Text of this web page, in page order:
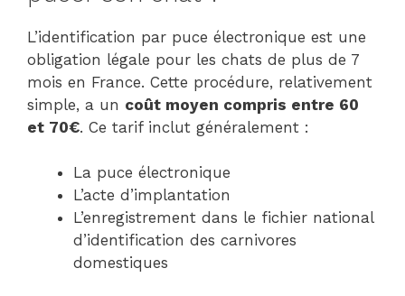
L’identification par puce électronique est une
obligation légale pour les chats de plus de 7
mois en France. Cette procédure, relativement
simple, a un coût moyen compris entre 60
et 70€. Ce tarif inclut généralement :
La puce électronique
L’acte d’implantation
L’enregistrement dans le fichier national
d’identification des carnivores
domestiques